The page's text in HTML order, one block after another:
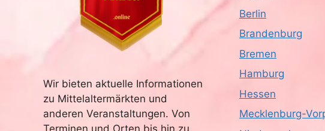
Wir bieten aktuelle Informationen
zu Mittelaltermärkten und
anderen Veranstaltungen. Von
Terminen und Orten bis hin zu
Berlin
Brandenburg
Bremen
Hamburg
Hessen
Mecklenburg-